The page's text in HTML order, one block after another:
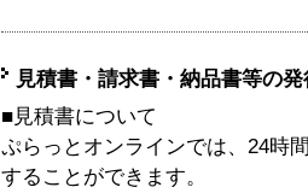
見積書・請求書・納品書等の
■見積書について
ぷらっとオンラインでは、24時
することができます。